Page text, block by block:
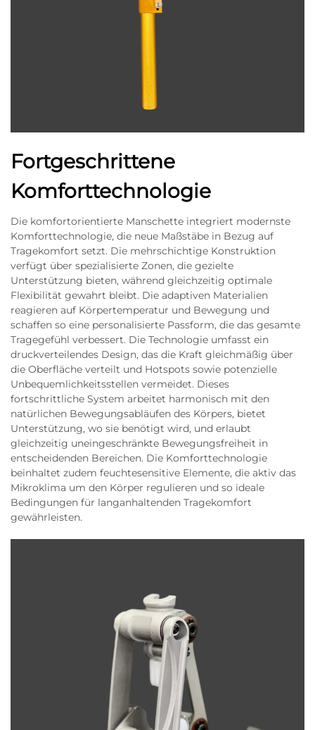
Fortgeschrittene
Komforttechnologie
Die komfortorientierte Manschette integriert modernste
Komforttechnologie, die neue Maßstäbe in Bezug auf
Tragekomfort setzt. Die mehrschichtige Konstruktion
verfügt über spezialisierte Zonen, die gezielte
Unterstützung bieten, während gleichzeitig optimale
Flexibilität gewahrt bleibt. Die adaptiven Materialien
reagieren auf Körpertemperatur und Bewegung und
schaffen so eine personalisierte Passform, die das gesamte
Tragegefühl verbessert. Die Technologie umfasst ein
druckverteilendes Design, das die Kraft gleichmäßig über
die Oberfläche verteilt und Hotspots sowie potenzielle
Unbequemlichkeitsstellen vermeidet. Dieses
fortschrittliche System arbeitet harmonisch mit den
natürlichen Bewegungsabläufen des Körpers, bietet
Unterstützung, wo sie benötigt wird, und erlaubt
gleichzeitig uneingeschränkte Bewegungsfreiheit in
entscheidenden Bereichen. Die Komforttechnologie
beinhaltet zudem feuchtesensitive Elemente, die aktiv das
Mikroklima um den Körper regulieren und so ideale
Bedingungen für langanhaltenden Tragekomfort
gewährleisten.